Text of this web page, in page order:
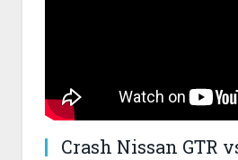
Crash Nissan GTR